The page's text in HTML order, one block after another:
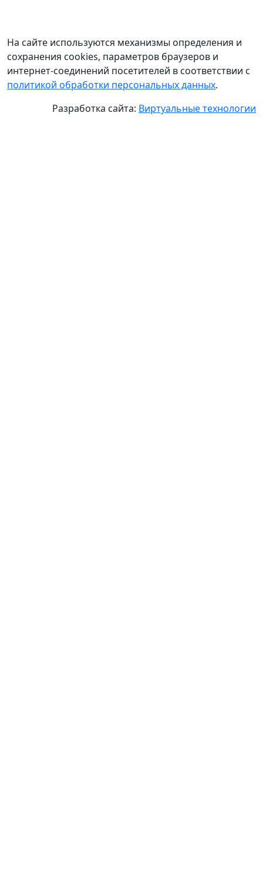
На сайте используются механизмы определения и
сохранения cookies, параметров браузеров и
интернет-соединений посетителей в соответствии с
политикой обработки персональных данных.
Разработка сайта: Виртуальные технологии